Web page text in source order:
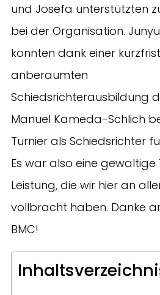
und Josefa unterstützten
bei der Organisation.
konnten dank einer
anberaumten
Schiedsrichterausbildung
Manuel Kameda-Schlich
Turnier als Schiedsrichter
Es war also eine
Leistung, die wir hier an
vollbracht haben. Danke
BMC!